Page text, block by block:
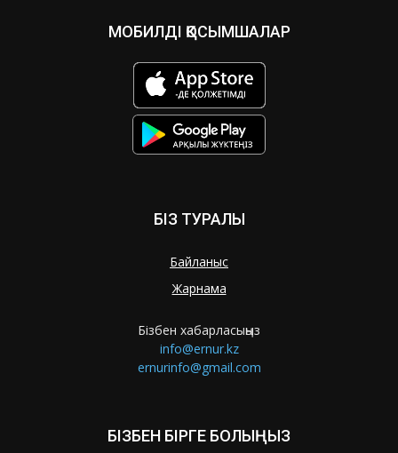
МОБИЛДІ ҚОСЫМШАЛАР
БІЗ ТУРАЛЫ
Байланыс
Жарнама
Бізбен хабарласыңыз
info@ernur.kz
ernurinfo@gmail.com
БІЗБЕН БІРГЕ БОЛЫҢЫЗ